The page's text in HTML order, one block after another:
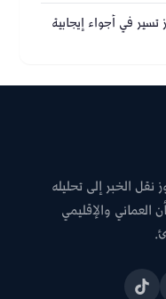
في أجواء إيجابية
الخبر إلى تحليله
العماني والإقليمي